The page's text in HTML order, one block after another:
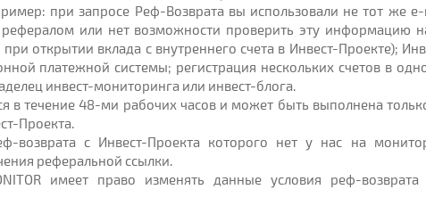
при запросе Реф-Возврата вы использовали не тот же
или нет возможности проверить эту информацию
открытии вклада с внутреннего счета в Инвест-Проекте);
платежной системы; регистрация нескольких счетов в
инвест-мониторинга или инвест-блога.
в течение 48-ми рабочих часов и может быть выполнена
Проекта.
возврата с Инвест-Проекта которого нет у нас на
реферальной ссылки.
имеет право изменять данные условия реф-возврата